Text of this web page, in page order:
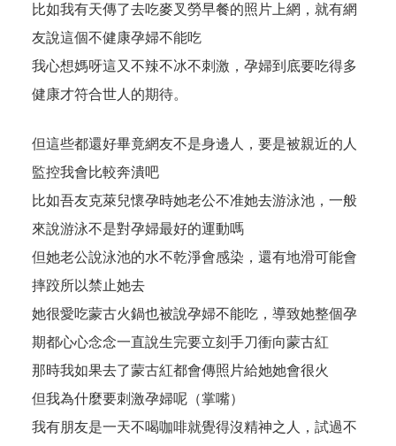
比如我有天傳了去吃麥叉勞早餐的照片上網，就有網
友說這個不健康孕婦不能吃
我心想媽呀這又不辣不冰不刺激，孕婦到底要吃得多
健康才符合世人的期待。
但這些都還好畢竟網友不是身邊人，要是被親近的人
監控我會比較奔潰吧
比如吾友克萊兒懷孕時她老公不准她去游泳池，一般
來說游泳不是對孕婦最好的運動嗎
但她老公說泳池的水不乾淨會感染，還有地滑可能會
摔跤所以禁止她去
她很愛吃蒙古火鍋也被說孕婦不能吃，導致她整個孕
期都心心念念一直說生完要立刻手刀衝向蒙古紅
那時我如果去了蒙古紅都會傳照片給她她會很火
但我為什麼要刺激孕婦呢（掌嘴）
我有朋友是一天不喝咖啡就覺得沒精神之人，試過不